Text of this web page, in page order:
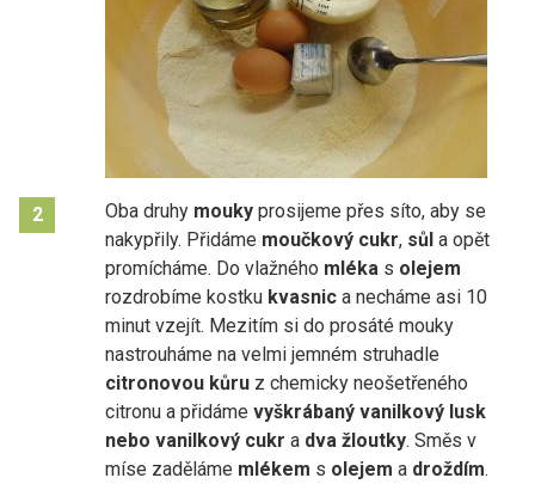
2 Oba druhy mouky prosijeme přes síto, aby se
nakypřily. Přidáme moučkový cukr, sůl a opět
promícháme. Do vlažného mléka s olejem
rozdrobíme kostku kvasnic a necháme asi 10
minut vzejít. Mezitím si do prosáté mouky
nastrouháme na velmi jemném struhadle
citronovou kůru z chemicky neošetřeného
citronu a přidáme vyškrábaný vanilkový lusk
nebo vanilkový cukr a dva žloutky. Směs v
míse zaděláme mlékem s olejem a droždím.